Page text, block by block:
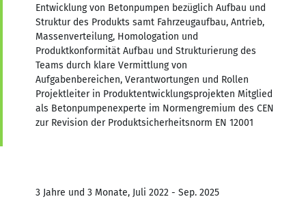
Entwicklung von Betonpumpen bezüglich Aufbau und
Struktur des Produkts samt Fahrzeugaufbau, Antrieb,
Massenverteilung, Homologation und
Produktkonformität Aufbau und Strukturierung des
Teams durch klare Vermittlung von
Aufgabenbereichen, Verantwortungen und Rollen
Projektleiter in Produktentwicklungsprojekten Mitglied
als Betonpumpenexperte im Normengremium des CEN
zur Revision der Produktsicherheitsnorm EN 12001
3 Jahre und 3 Monate, Juli 2022 - Sep. 2025